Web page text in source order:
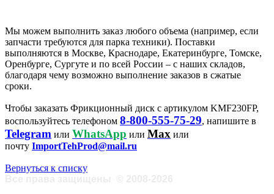
Мы можем выполнить заказ любого объема (например, если
запчасти требуются для парка техники). Поставки
выполняются в Москве, Краснодаре, Екатеринбурге, Томске,
Оренбурге, Сургуте и по всей России – с наших складов,
благодаря чему возможно выполнение заказов в сжатые
сроки.
Чтобы заказать Фрикционный диск с артикулом KMF230FP,
воспользуйтесь телефоном 8-800-555-75-29, напишите в
Telegram или WhatsApp или Max или
почту ImportTehProd@mail.ru
Вернуться к списку